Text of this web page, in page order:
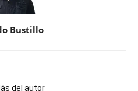
Bustillo
del autor